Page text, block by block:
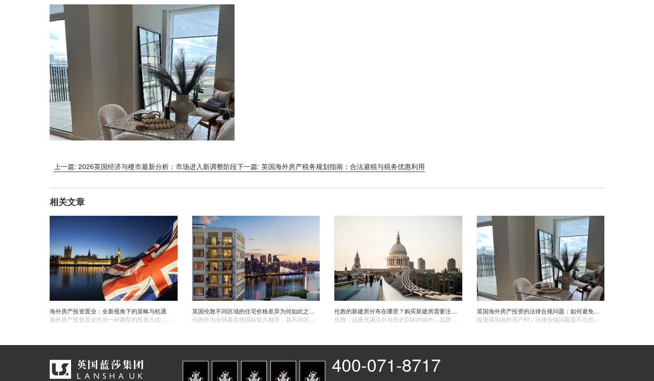
上一篇: 2026英国经济与楼市最新分析：市场进入新调整阶段下一篇: 英国海外房产税务规划指南：合法避税与税务优惠利用
相关文章
海外房产投资置业：全新视角下的策略与机遇
英国伦敦不同区域的住宅价格差异为何如此之大？哪些区域性价比更高？
伦敦的新建房分布在哪里？购买新建房需要注意哪些地方？
英国海外房产投资的法律合规问题：如何避免陷阱？
400-071-8717